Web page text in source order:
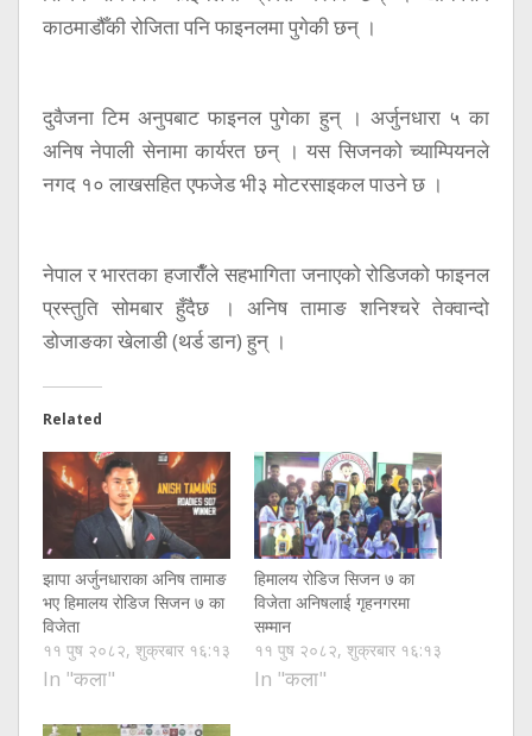
काठमाडौँकी रोजिता पनि फाइनलमा पुगेकी छन् ।
दुवैजना टिम अनुपबाट फाइनल पुगेका हुन् । अर्जुनधारा ५ का
अनिष नेपाली सेनामा कार्यरत छन् । यस सिजनको च्याम्पियनले
नगद १० लाखसहित एफजेड भी३ मोटरसाइकल पाउने छ ।
नेपाल र भारतका हजाराैँले सहभागिता जनाएको रोडिजको फाइनल
प्रस्तुति सोमबार हुँदैछ । अनिष तामाङ शनिश्चरे तेक्वान्दो
डोजाङका खेलाडी (थर्ड डान) हुन् ।
Related
झापा अर्जुनधाराका अनिष तामाङ
भए हिमालय रोडिज सिजन ७ का
विजेता
११ पुष २०८२, शुक्रबार १६:१३
In "कला"
हिमालय रोडिज सिजन ७ का
विजेता अनिषलाई गृहनगरमा
सम्मान
११ पुष २०८२, शुक्रबार १६:१३
In "कला"